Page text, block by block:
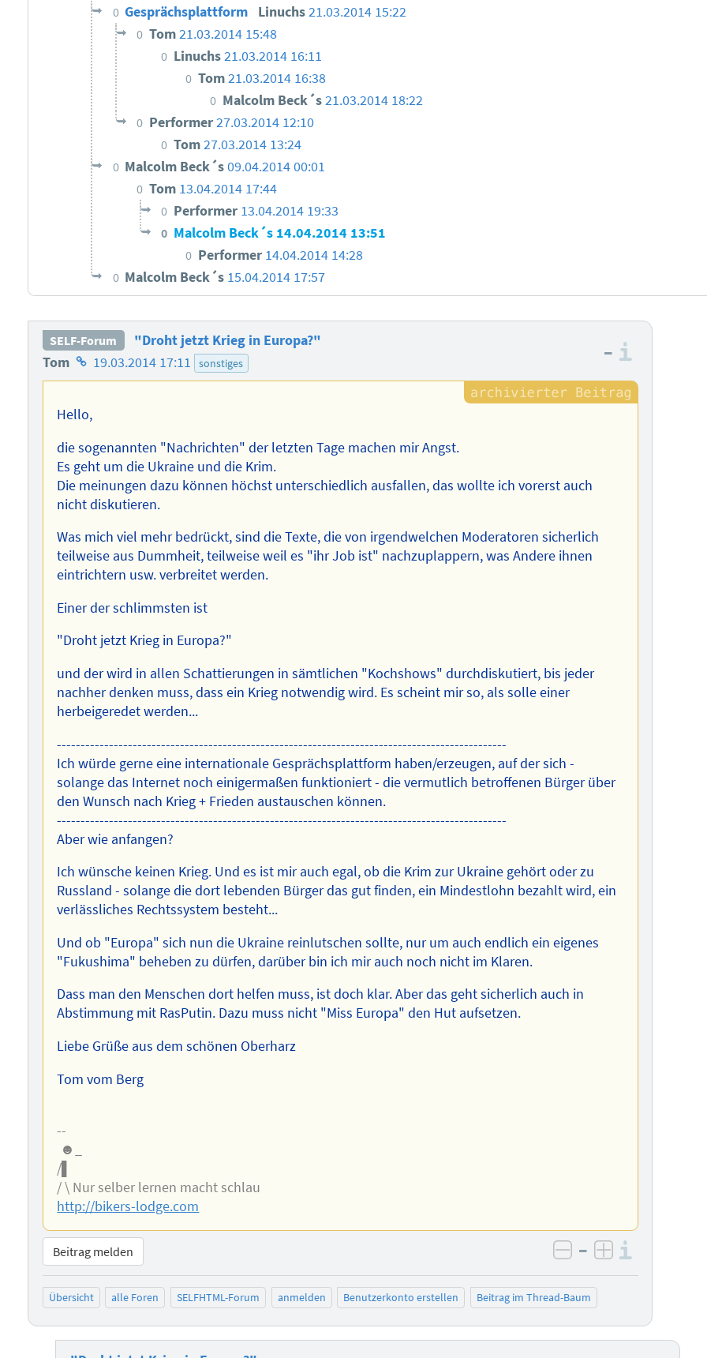
0 Gesprächsplattform Linuchs21.03.2014 15:22
0 Tom21.03.2014 15:48
0 Linuchs21.03.2014 16:11
0 Tom21.03.2014 16:38
0 Malcolm Beck´s21.03.2014 18:22
0 Performer27.03.2014 12:10
0 Tom27.03.2014 13:24
0 Malcolm Beck´s09.04.2014 00:01
0 Tom 13.04.2014 17:44
0 Performer 13.04.2014 19:33
0 Malcolm Beck´s 14.04.2014 13:51
0 Performer 14.04.2014 14:28
0 Malcolm Beck´s 15.04.2014 17:57
SELF-Forum
"Droht jetzt Krieg in Europa?"
Tom Homepage
des
Autors
19.03.2014 17:11 sonstiges –
Hello,
die sogenannten "Nachrichten" der letzten Tage machen mir Angst.
Es geht um die Ukraine und die Krim.
Die meinungen dazu können höchst unterschiedlich ausfallen, das wollte ich vorerst auch
nicht diskutieren.
Was mich viel mehr bedrückt, sind die Texte, die von irgendwelchen Moderatoren sicherlich
teilweise aus Dummheit, teilweise weil es "ihr Job ist" nachzuplappern, was Andere ihnen
eintrichtern usw. verbreitet werden.
Einer der schlimmsten ist
"Droht jetzt Krieg in Europa?"
und der wird in allen Schattierungen in sämtlichen "Kochshows" durchdiskutiert, bis jeder
nachher denken muss, dass ein Krieg notwendig wird. Es scheint mir so, als solle einer
herbeigeredet werden...
-----------------------------------------------------------------------------------------------
Ich würde gerne eine internationale Gesprächsplattform haben/erzeugen, auf der sich -
solange das Internet noch einigermaßen funktioniert - die vermutlich betroffenen Bürger über
den Wunsch nach Krieg + Frieden austauschen können.
-----------------------------------------------------------------------------------------------
Aber wie anfangen?
Ich wünsche keinen Krieg. Und es ist mir auch egal, ob die Krim zur Ukraine gehört oder zu
Russland - solange die dort lebenden Bürger das gut finden, ein Mindestlohn bezahlt wird, ein
verlässliches Rechtssystem besteht...
Und ob "Europa" sich nun die Ukraine reinlutschen sollte, nur um auch endlich ein eigenes
"Fukushima" beheben zu dürfen, darüber bin ich mir auch noch nicht im Klaren.
Dass man den Menschen dort helfen muss, ist doch klar. Aber das geht sicherlich auch in
Abstimmung mit RasPutin. Dazu muss nicht "Miss Europa" den Hut aufsetzen.
Liebe Grüße aus dem schönen Oberharz
Tom vom Berg
--
☻_
/▌
/ \ Nur selber lernen macht schlau
http://bikers-lodge.com
Beitrag melden negativ bewerten
– positiv
Übersicht alle Foren SELFHTML-Forum anmelden Benutzerkonto erstellen Beitrag im Thread-Baum